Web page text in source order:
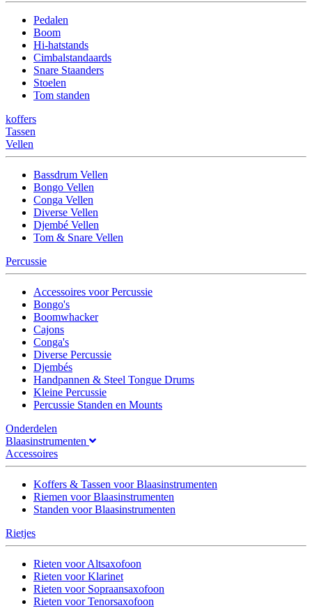
Pedalen
Boom
Hi-hatstands
Cimbalstandaards
Snare Staanders
Stoelen
Tom standen
koffers
Tassen
Vellen
Bassdrum Vellen
Bongo Vellen
Conga Vellen
Diverse Vellen
Djembé Vellen
Tom & Snare Vellen
Percussie
Accessoires voor Percussie
Bongo's
Boomwhacker
Cajons
Conga's
Diverse Percussie
Djembés
Handpannen & Steel Tongue Drums
Kleine Percussie
Percussie Standen en Mounts
Onderdelen
Blaasinstrumenten
Accessoires
Koffers & Tassen voor Blaasinstrumenten
Riemen voor Blaasinstrumenten
Standen voor Blaasinstrumenten
Rietjes
Rieten voor Altsaxofoon
Rieten voor Klarinet
Rieten voor Sopraansaxofoon
Rieten voor Tenorsaxofoon